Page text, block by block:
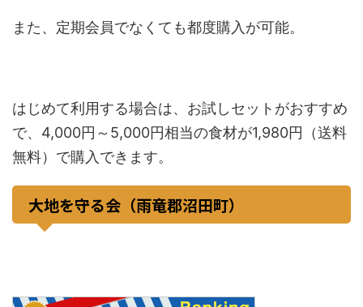
また、定期会員でなくても都度購入が可能。
はじめて利用する場合は、お試しセットがおすすめ
で、4,000円～5,000円相当の食材が1,980円（送料
無料）で購入できます。
大地を守る会（雨竜郡沼田町）